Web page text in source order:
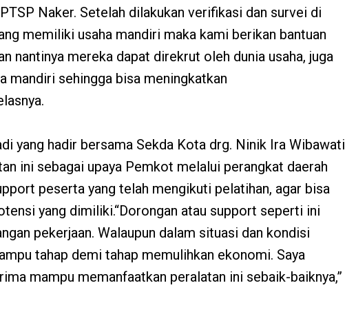
Naker. Setelah dilakukan verifikasi dan survei di
memiliki usaha mandiri maka kami berikan bantuan
nantinya mereka dapat direkrut oleh dunia usaha, juga
mandiri sehingga bisa meningkatkan
yang hadir bersama Sekda Kota drg. Ninik Ira Wibawati
ini sebagai upaya Pemkot melalui perangkat daerah
peserta yang telah mengikuti pelatihan, agar bisa
yang dimiliki.“Dorongan atau support seperti ini
pekerjaan. Walaupun dalam situasi dan kondisi
tahap demi tahap memulihkan ekonomi. Saya
mampu memanfaatkan peralatan ini sebaik-baiknya,”